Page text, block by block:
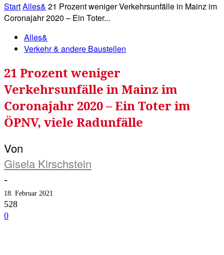
StartAlles& 21 Prozent weniger Verkehrsunfälle in Mainz im
Coronajahr 2020 – Ein Toter...
Alles&
Verkehr & andere Baustellen
21 Prozent weniger
Verkehrsunfälle in Mainz im
Coronajahr 2020 – Ein Toter im
ÖPNV, viele Radunfälle
Von
Gisela Kirschstein
-
18. Februar 2021
528
0